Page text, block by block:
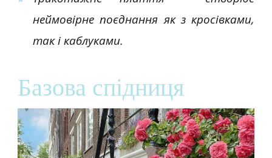
неймовірне поєднання як з кросівками,
так і каблуками.
Базова спідниця